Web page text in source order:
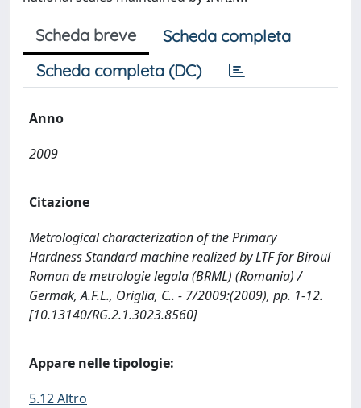
Scheda breve
Scheda completa
Scheda completa (DC)
Anno
2009
Citazione
Metrological characterization of the Primary
Hardness Standard machine realized by LTF for Biroul
Roman de metrologie legala (BRML) (Romania) /
Germak, A.F.L., Origlia, C.. - 7/2009:(2009), pp. 1-12.
[10.13140/RG.2.1.3023.8560]
Appare nelle tipologie:
5.12 Altro